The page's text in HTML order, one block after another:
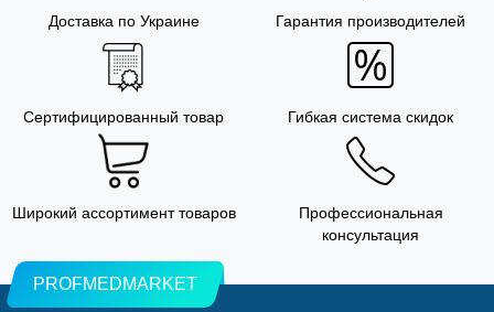
Доставка по Украине Гарантия производителей
Сертифицированный товар Гибкая система скидок
Широкий ассортимент товаров
Профессиональная
консультация
PROFMEDMARKET